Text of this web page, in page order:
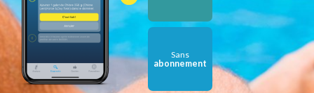
Sans
abonnement